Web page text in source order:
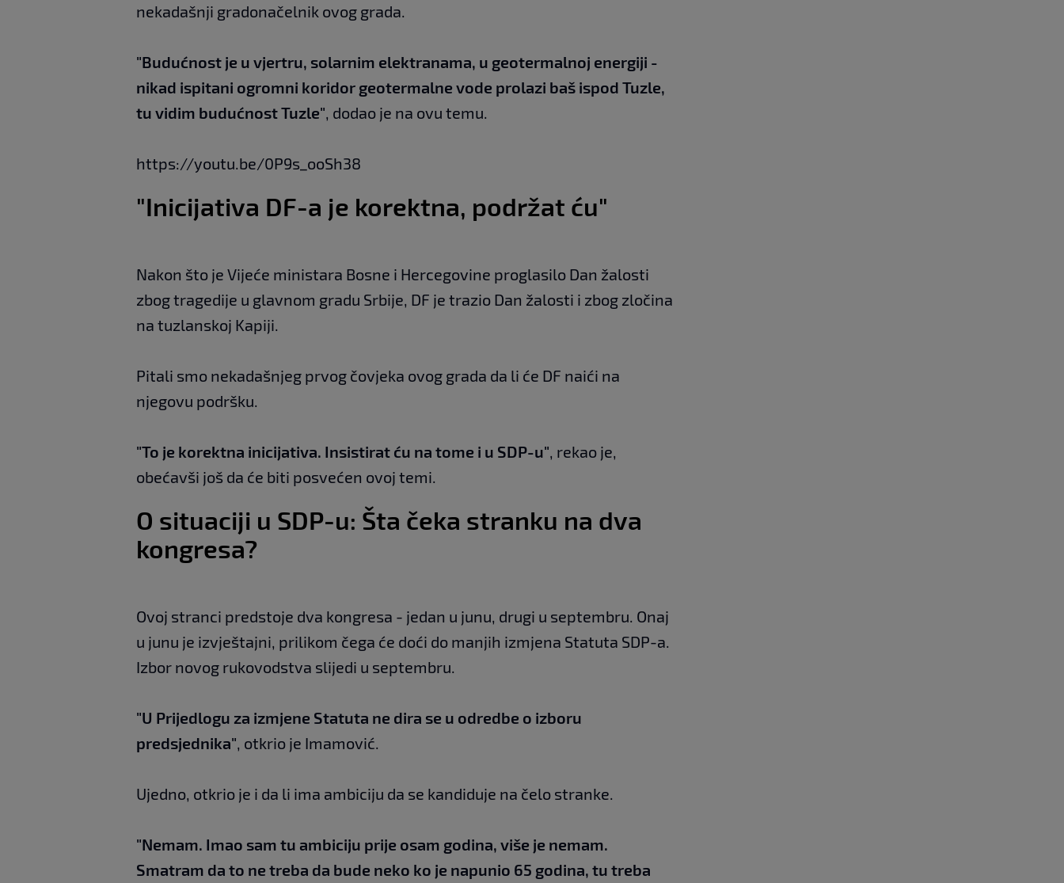
nekadašnji gradonačelnik ovog grada.
"Budućnost je u vjertru, solarnim elektranama, u geotermalnoj energiji -
nikad ispitani ogromni koridor geotermalne vode prolazi baš ispod Tuzle,
tu vidim budućnost Tuzle" , dodao je na ovu temu.
https://youtu.be/0P9s_ooSh38
"Inicijativa DF-a je korektna, podržat ću"
Nakon što je Vijeće ministara Bosne i Hercegovine proglasilo Dan žalosti
zbog tragedije u glavnom gradu Srbije, DF je trazio Dan žalosti i zbog zločina
na tuzlanskoj Kapiji.
Pitali smo nekadašnjeg prvog čovjeka ovog grada da li će DF naići na
njegovu podršku.
"To je korektna inicijativa. Insistirat ću na tome i u SDP-u" , rekao je,
obećavši još da će biti posvećen ovoj temi.
O situaciji u SDP-u: Šta čeka stranku na dva
kongresa?
Ovoj stranci predstoje dva kongresa - jedan u junu, drugi u septembru. Onaj
u junu je izvještajni, prilikom čega će doći do manjih izmjena Statuta SDP-a.
Izbor novog rukovodstva slijedi u septembru.
"U Prijedlogu za izmjene Statuta ne dira se u odredbe o izboru
predsjednika" , otkrio je Imamović.
Ujedno, otkrio je i da li ima ambiciju da se kandiduje na čelo stranke.
"Nemam. Imao sam tu ambiciju prije osam godina, više je nemam.
Smatram da to ne treba da bude neko ko je napunio 65 godina, tu treba